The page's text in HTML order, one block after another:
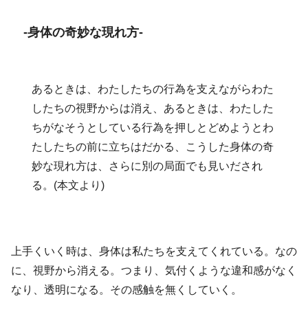
-身体の奇妙な現れ方-
あるときは、わたしたちの行為を支えながらわた
したちの視野からは消え、あるときは、わたした
ちがなそうとしている行為を押しとどめようとわ
たしたちの前に立ちはだかる、こうした身体の奇
妙な現れ方は、さらに別の局面でも見いだされ
る。(本文より)
上手くいく時は、身体は私たちを支えてくれている。なの
に、視野から消える。つまり、気付くような違和感がなく
なり、透明になる。その感触を無くしていく。